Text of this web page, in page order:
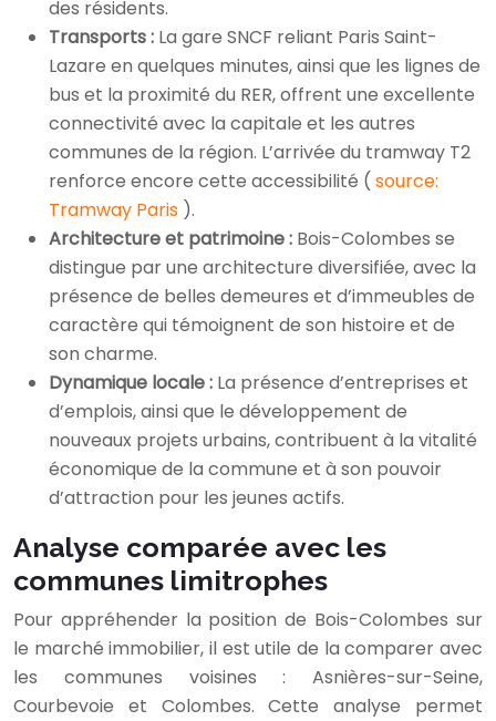
des résidents.
Transports : La gare SNCF reliant Paris Saint-
Lazare en quelques minutes, ainsi que les lignes de
bus et la proximité du RER, offrent une excellente
connectivité avec la capitale et les autres
communes de la région. L’arrivée du tramway T2
renforce encore cette accessibilité ( source:
Tramway Paris ).
Architecture et patrimoine : Bois-Colombes se
distingue par une architecture diversifiée, avec la
présence de belles demeures et d’immeubles de
caractère qui témoignent de son histoire et de
son charme.
Dynamique locale : La présence d’entreprises et
d’emplois, ainsi que le développement de
nouveaux projets urbains, contribuent à la vitalité
économique de la commune et à son pouvoir
d’attraction pour les jeunes actifs.
Analyse comparée avec les
communes limitrophes
Pour appréhender la position de Bois-Colombes sur
le marché immobilier, il est utile de la comparer avec
les communes voisines : Asnières-sur-Seine,
Courbevoie et Colombes. Cette analyse permet